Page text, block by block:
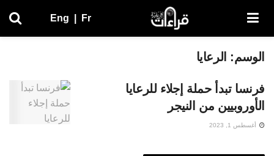
Eng Fr
الوسم: الرعايا
فرنسا تبدأ حملة إجلاء للرعايا
الأوروبيين من النيجر
أغسطس 1, 2023